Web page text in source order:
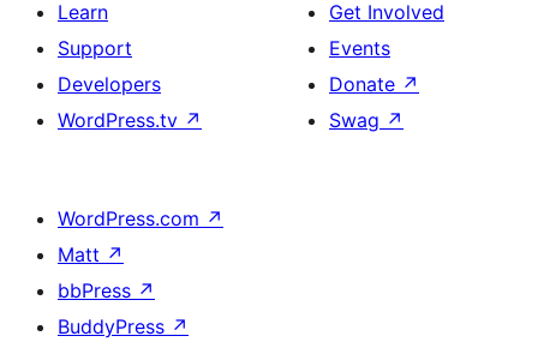
Learn
Support
Developers
WordPress.tv ↗
Get Involved
Events
Donate ↗
Swag ↗
WordPress.com ↗
Matt ↗
bbPress ↗
BuddyPress ↗